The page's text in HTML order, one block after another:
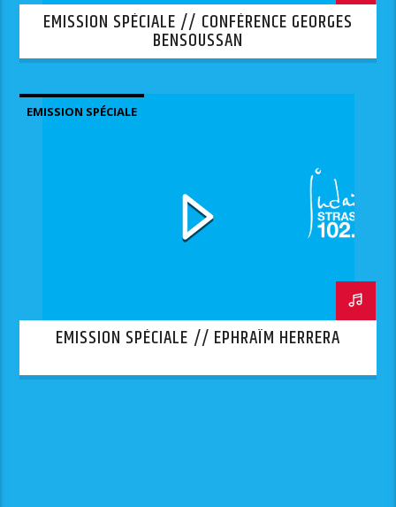
EMISSION SPÉCIALE // CONFÉRENCE GEORGES
BENSOUSSAN
EMISSION SPÉCIALE
EMISSION SPÉCIALE // EPHRAÏM HERRERA